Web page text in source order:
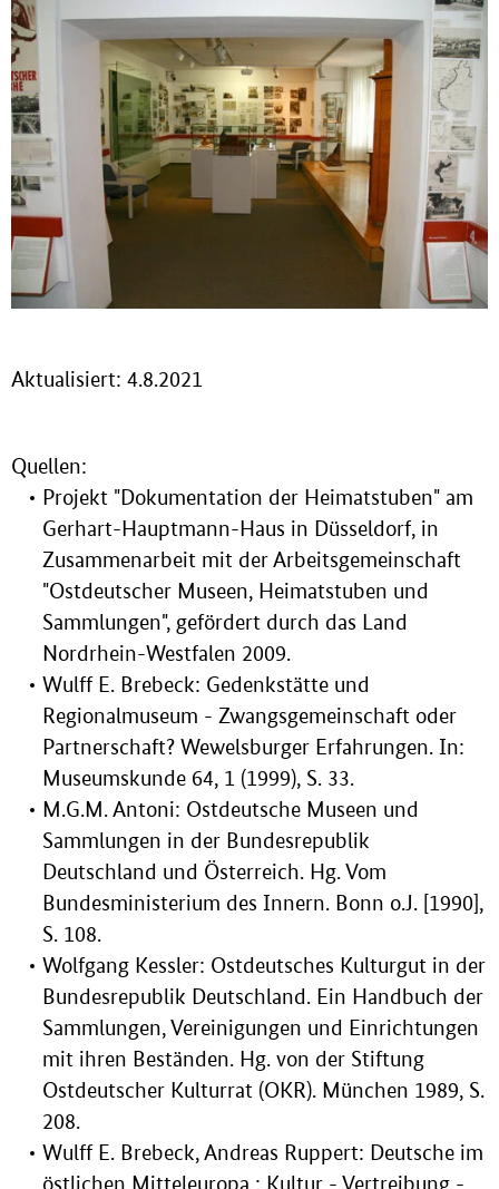
Aktualisiert: 4.8.2021
Quellen:
Projekt "Dokumentation der Heimatstuben" am
Gerhart-Hauptmann-Haus in Düsseldorf, in
Zusammenarbeit mit der Arbeitsgemeinschaft
"Ostdeutscher Museen, Heimatstuben und
Sammlungen", gefördert durch das Land
Nordrhein-Westfalen 2009.
Wulff E. Brebeck: Gedenkstätte und
Regionalmuseum - Zwangsgemeinschaft oder
Partnerschaft? Wewelsburger Erfahrungen. In:
Museumskunde 64, 1 (1999), S. 33.
M.G.M. Antoni: Ostdeutsche Museen und
Sammlungen in der Bundesrepublik
Deutschland und Österreich. Hg. Vom
Bundesministerium des Innern. Bonn o.J. [1990],
S. 108.
Wolfgang Kessler: Ostdeutsches Kulturgut in der
Bundesrepublik Deutschland. Ein Handbuch der
Sammlungen, Vereinigungen und Einrichtungen
mit ihren Beständen. Hg. von der Stiftung
Ostdeutscher Kulturrat (OKR). München 1989, S.
208.
Wulff E. Brebeck, Andreas Ruppert: Deutsche im